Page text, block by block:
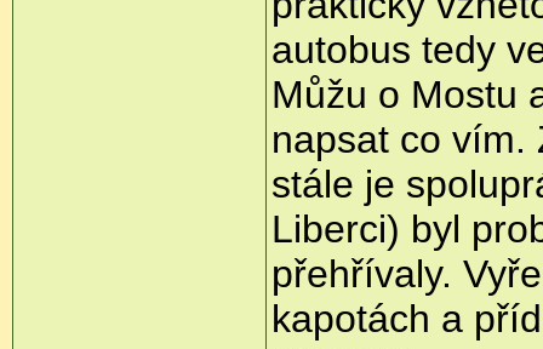
autobus tedy
Můžu o Mostu
napsat co vím.
stále je
Liberci) byl
přehřívaly.
kapotách a